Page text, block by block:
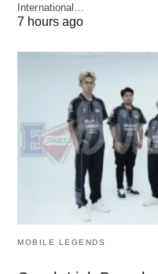
International…
7 hours ago
MOBILE LEGENDS